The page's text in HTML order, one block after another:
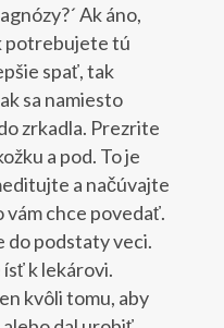
Ak áno,
potrebujete tú
spať, tak
sa namiesto
zrkadla. Prezrite
a pod. To je
a načúvajte
vám chce povedať.
do podstaty veci.
k lekárovi.
kvôli tomu, aby